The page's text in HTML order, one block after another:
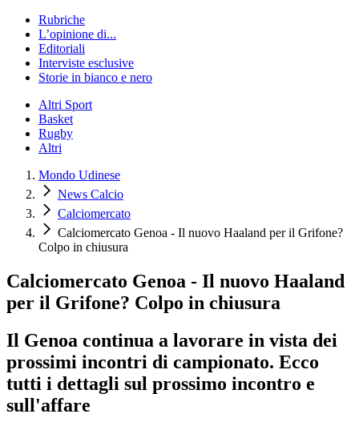
Rubriche
L’opinione di...
Editoriali
Interviste esclusive
Storie in bianco e nero
Altri Sport
Basket
Rugby
Altri
Mondo Udinese
News Calcio
Calciomercato
Calciomercato Genoa - Il nuovo Haaland per il Grifone?
Colpo in chiusura
Calciomercato Genoa - Il nuovo Haaland
per il Grifone? Colpo in chiusura
Il Genoa continua a lavorare in vista dei
prossimi incontri di campionato. Ecco
tutti i dettagli sul prossimo incontro e
sull'affare